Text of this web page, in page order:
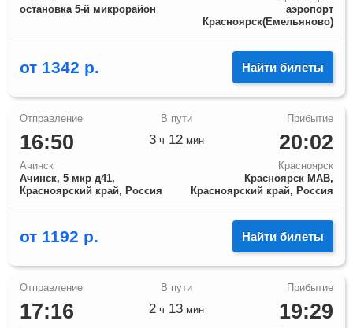
остановка 5-й микрорайон
аэропорт
Красноярск(Емельяново)
от 1342 р. Найти билеты
16:50
Ачинск
Ачинск, 5 мкр д41,
Красноярский край, Россия
20:02
Красноярск
Красноярск МАВ,
Красноярский край, Россия
3 ч 12 мин
от 1192 р. Найти билеты
17:16 19:29
2 ч 13 мин